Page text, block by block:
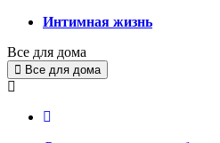
Интимная жизнь
Все для дома
Все для дома